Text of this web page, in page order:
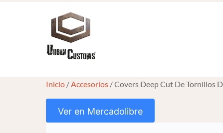
Inicio /Accesorios / Covers Deep Cut De Tornillos
Ver en Mercadolibre